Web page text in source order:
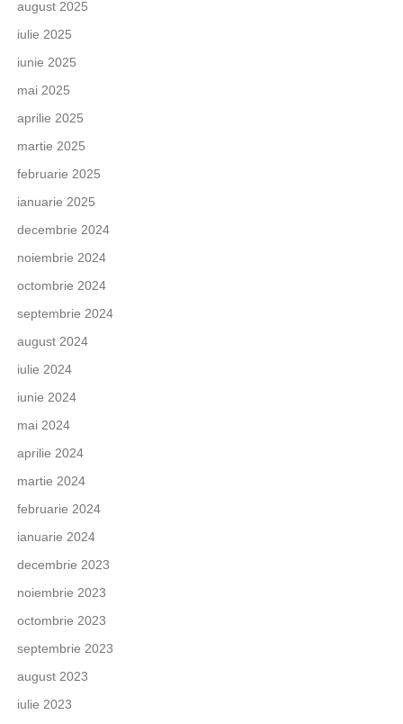
august 2025
iulie 2025
iunie 2025
mai 2025
aprilie 2025
martie 2025
februarie 2025
ianuarie 2025
decembrie 2024
noiembrie 2024
octombrie 2024
septembrie 2024
august 2024
iulie 2024
iunie 2024
mai 2024
aprilie 2024
martie 2024
februarie 2024
ianuarie 2024
decembrie 2023
noiembrie 2023
octombrie 2023
septembrie 2023
august 2023
iulie 2023